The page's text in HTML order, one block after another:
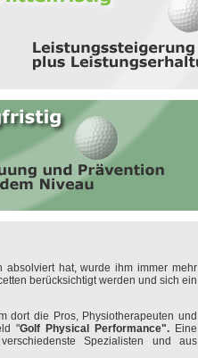
absolviert hat, wurde ihm immer mehr
berücksichtigt werden und sich ein
dort die Pros, Physiotherapeuten und
"Golf Physical Performance". Eine
Spezialisten und aus